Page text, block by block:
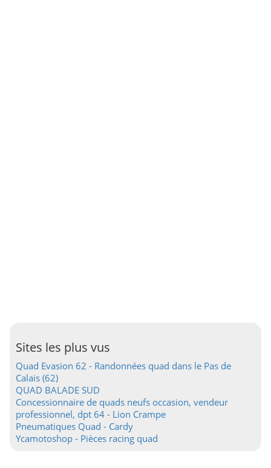
Sites les plus vus
Quad Evasion 62 - Randonnées quad dans le Pas de
Calais (62)
QUAD BALADE SUD
Concessionnaire de quads neufs occasion, vendeur
professionnel, dpt 64 - Lion Crampe
Pneumatiques Quad - Cardy
Ycamotoshop - Pièces racing quad